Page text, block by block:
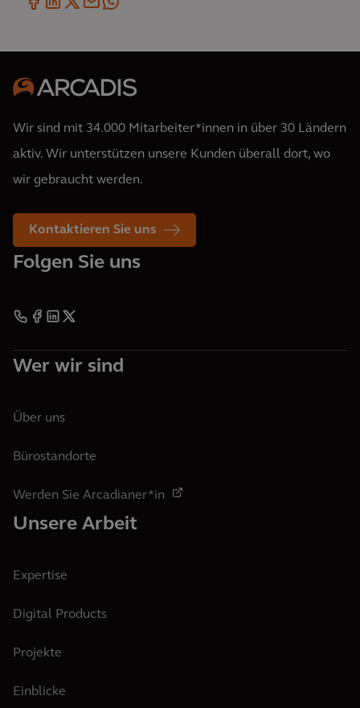
Wir sind mit 34.000 Mitarbeiter*innen in über 30 Ländern
aktiv. Wir unterstützen unsere Kunden überall dort, wo
wir gebraucht werden.
Kontaktieren Sie uns
Folgen Sie uns
Wer wir sind
Über uns
Bürostandorte
Werden Sie Arcadianer*in
Unsere Arbeit
Expertise
Digital Products
Projekte
Einblicke